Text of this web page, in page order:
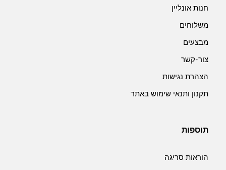
חנות אונליין
משלוחים
מבצעים
צור-קשר
הצהרת נגישות
תקנון ותנאי שימוש באתר
תוספות
הוראות סריגה